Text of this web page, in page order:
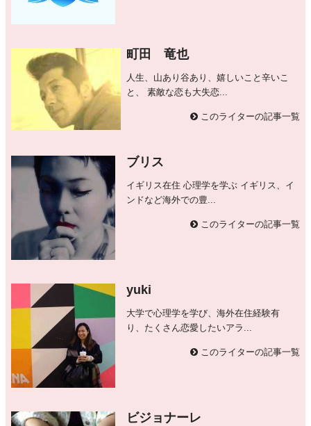
町田 竜也
人生、山あり谷あり、嬉しいこと辛いこ
と、 素敵な恋も大失恋...
このライターの記事一覧
ブリス
イギリス在住 心理学を学ぶ イギリス、イ
ンドなど海外での豊...
このライターの記事一覧
yuki
大学で心理学を学び、海外在住経験有
り、たくさん恋愛したいアラ...
このライターの記事一覧
ビジョナーレ